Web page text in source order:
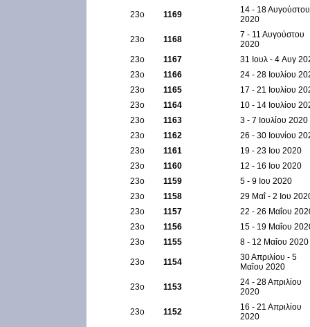
23ο 1169
14 - 18 Αυγούστου
2020
23ο 1168
7 - 11 Αυγούστου
2020
23ο
1167
31 Ιουλ - 4 Aυγ
23ο
1166
24 - 28 Ιουλίου
23ο
1165
17 - 21 Ιουλίου
23ο
1164
10 - 14 Ιουλίου
23ο
1163
3 - 7 Ιουλίου 2020
23ο
1162
26 - 30 Ιουνίου
23ο
1161
19 - 23 Ιου 2020
23ο
1160
12 - 16 Ιου 2020
23ο
1159
5 - 9 Ιου 2020
23ο
1158
29 Μαΐ - 2 Ιου
23ο
1157
22 - 26 Μαΐου
23ο
1156
15 - 19 Μαΐου
23ο
1155 8 - 12 Μαΐου 2020
23ο 1154
30 Απριλίου - 5
Μαΐου 2020
23ο 1153
24 - 28 Απριλίου
2020
23ο 1152
16 - 21 Απριλίου
2020